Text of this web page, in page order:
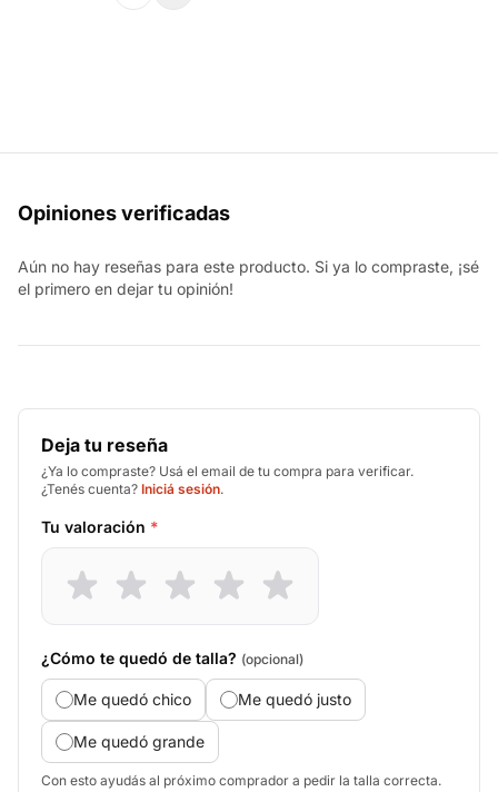
Opiniones verificadas
Aún no hay reseñas para este producto. Si ya lo compraste, ¡sé
el primero en dejar tu opinión!
Deja tu reseña
¿Ya lo compraste? Usá el email de tu compra para verificar.
¿Tenés cuenta? Iniciá sesión.
Tu valoración *
¿Cómo te quedó de talla? (opcional)
Me quedó chico Me quedó justo
Me quedó grande
Con esto ayudás al próximo comprador a pedir la talla correcta.